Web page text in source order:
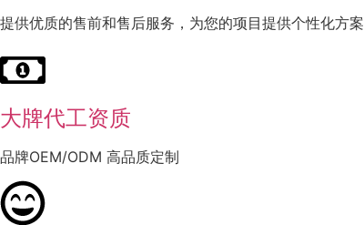
提供优质的售前和售后服务，为您的项目提供个性化方案
大牌代工资质
品牌OEM/ODM 高品质定制